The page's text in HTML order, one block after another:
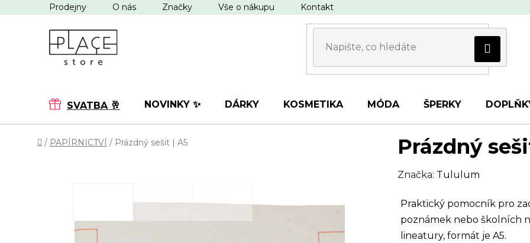
na
Prodejny O nás Značky Vše o nákupu Kontakt
SVATBA 🥂 NOVINKY ✨ DÁRKY KOSMETIKA MÓDA ŠPERKY
Domů
/ PAPÍRNICTVÍ / Prázdný sešit | A5 Prázdný
Značka: Tululum
Praktický pomocník pro
poznámek nebo školních
lineatury, formát je A5.